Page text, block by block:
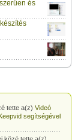
és
paradicsomos
tette a(z)
püré készítése
tette a(z) Videó
segítségével